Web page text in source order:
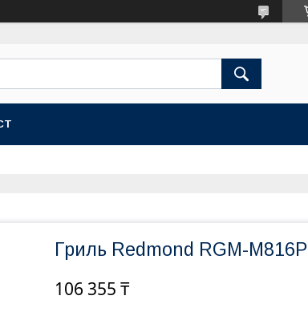
Гриль Redmond RGM-M816P
106 355 ₸